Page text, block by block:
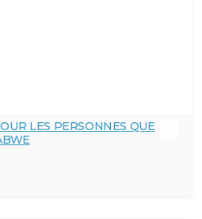
LES PERSONNES QUE